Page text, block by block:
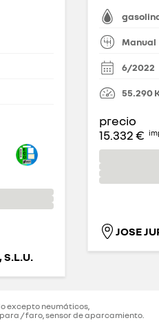
S.L.U.
Manual
6/2022
55.290
precio
15.332 €
JOSE
excepto neumáticos,
/ faro, sensor de aparcamiento.‌